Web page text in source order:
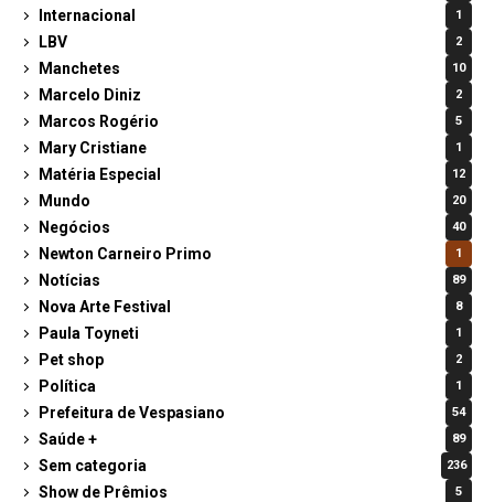
Internacional 1
LBV 2
Manchetes 10
Marcelo Diniz 2
Marcos Rogério 5
Mary Cristiane 1
Matéria Especial 12
Mundo 20
Negócios 40
Newton Carneiro Primo 1
Notícias 89
Nova Arte Festival 8
Paula Toyneti 1
Pet shop 2
Política 1
Prefeitura de Vespasiano 54
Saúde + 89
Sem categoria 236
Show de Prêmios 5